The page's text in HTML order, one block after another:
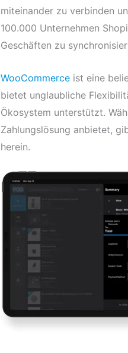
miteinander zu verbinden
100.000 Unternehmen
Geschäften zu
WooCommerce ist eine
bietet unglaubliche
Ökosystem unterstützt.
Zahlungslösung anbietet,
herein.